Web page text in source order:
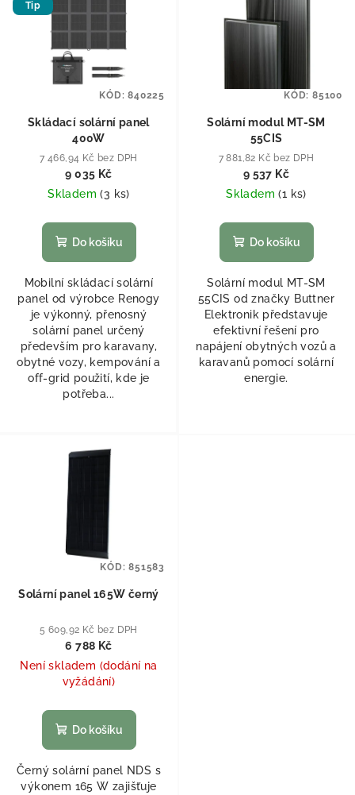
Tip
Skládací solární panel
400W
7 466,94 Kč bez DPH
9 035 Kč
Skladem(3 ks)
Do košíku
Mobilní skládací solární
panel od výrobce Renogy
je výkonný, přenosný
solární panel určený
především pro karavany,
obytné vozy, kempování a
off-grid použití, kde je
potřeba...
KÓD:840225
Solární modul MT-SM
55CIS
7 881,82 Kč bez DPH
9 537 Kč
Skladem(1 ks)
Do košíku
Solární modul MT-SM
55CIS od značky Buttner
Elektronik představuje
efektivní řešení pro
napájení obytných vozů a
karavanů pomocí solární
energie.
KÓD: 85100
Solární panel 165W černý
5 609,92 Kč bez DPH
6 788 Kč
Není skladem (dodání na
vyžádání)
Do košíku
Černý solární panel NDS s
výkonem 165 W zajišťuje
KÓD:851583